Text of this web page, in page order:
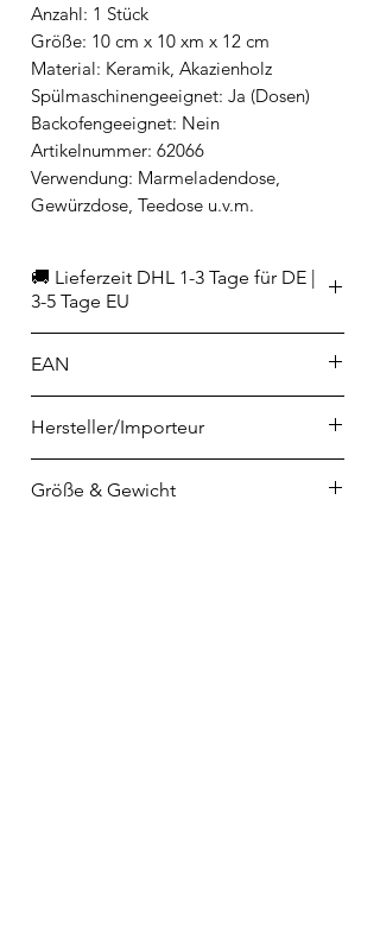
Anzahl: 1 Stück
Größe: 10 cm x 10 xm x 12 cm
Material: Keramik, Akazienholz
Spülmaschinengeeignet: Ja (Dosen)
Backofengeeignet: Nein
Artikelnummer: 62066
Verwendung: Marmeladendose,
Gewürzdose, Teedose u.v.m.
🚚 Lieferzeit DHL 1-3 Tage für DE |
3-5 Tage EU
EAN
Hersteller/Importeur
als Agent für und im Auftrag der
Größe & Gewicht